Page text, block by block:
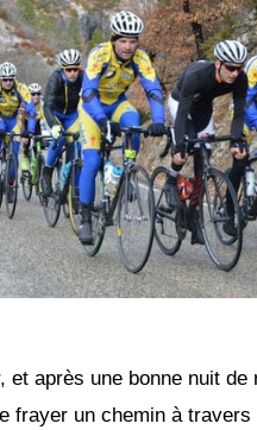
et après une bonne nuit
frayer un chemin à